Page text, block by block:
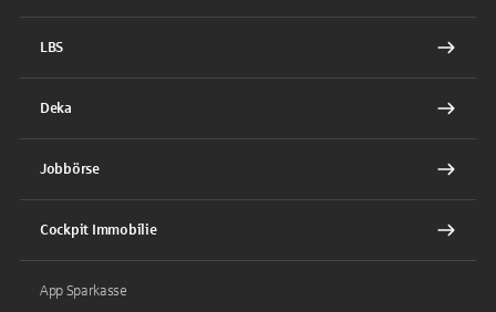
LBS
Deka
Jobbörse
Cockpit Immobilie
App Sparkasse